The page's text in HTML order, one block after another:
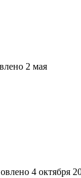
2 мая
4 октября